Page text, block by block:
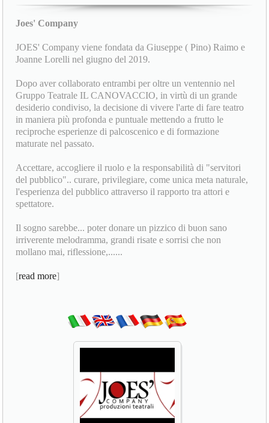
Joes' Company
JOES' Company viene fondata da Giuseppe ( Pino) Raimo e
Joanne Lorelli nel giugno del 2019.
Dopo aver collaborato entrambi per oltre un ventennio nel
Gruppo Teatrale IL CANOVACCIO, in virtù di un grande
desiderio condiviso, la decisione di vivere l'arte di fare teatro
in maniera più profonda e puntuale mettendo a frutto le
reciproche esperienze di palcoscenico e di formazione
maturate nel passato.
Accettare, accogliere il ruolo e la responsabilità di "servitori
del pubblico".. curare, privilegiare, come unica meta naturale,
l'esperienza del pubblico attraverso il rapporto tra attori e
spettatore.
Il sogno sarebbe... poter donare un pizzico di buon sano
irriverente melodramma, grandi risate e sorrisi che non
mollano mai, riflessione,......
[read more]